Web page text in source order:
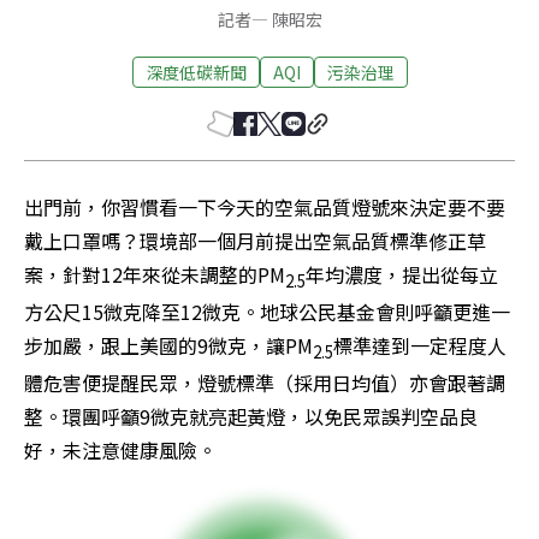
記者— 陳昭宏
深度低碳新聞 AQI 污染治理
出門前，你習慣看一下今天的空氣品質燈號來決定要不要
戴上口罩嗎？環境部一個月前提出空氣品質標準修正草
案，針對12年來從未調整的PM2.5年均濃度，提出從每立
方公尺15微克降至12微克。地球公民基金會則呼籲更進一
步加嚴，跟上美國的9微克，讓PM2.5標準達到一定程度人
體危害便提醒民眾，燈號標準（採用日均值）亦會跟著調
整。環團呼籲9微克就亮起黃燈，以免民眾誤判空品良
好，未注意健康風險。